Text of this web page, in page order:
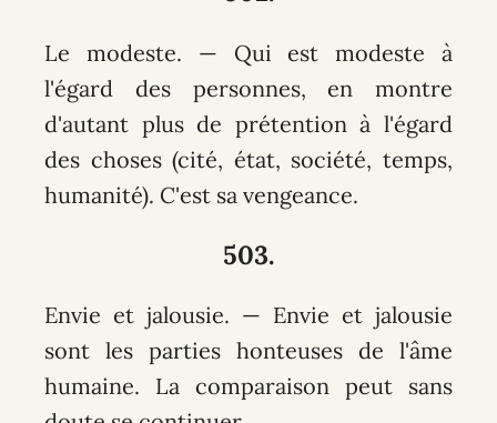
Le modeste. — Qui est modeste à
l'égard des personnes, en montre
d'autant plus de prétention à l'égard
des choses (cité, état, société, temps,
humanité). C'est sa vengeance.
503.
Envie et jalousie. — Envie et jalousie
sont les parties honteuses de l'âme
humaine. La comparaison peut sans